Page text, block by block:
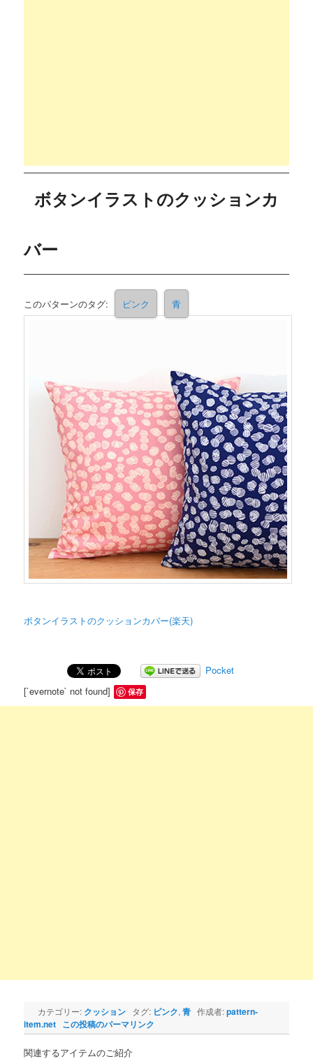
ボタンイラストのクッションカ
バー
このパターンのタグ: ピンク 青
ボタンイラストのクッションカバー(楽天)
Pocket
[`evernote` not found]
保存
カテゴリー: クッション タグ: ピンク,青 作成者:pattern-
item.net この投稿のパーマリンク
関連するアイテムのご紹介